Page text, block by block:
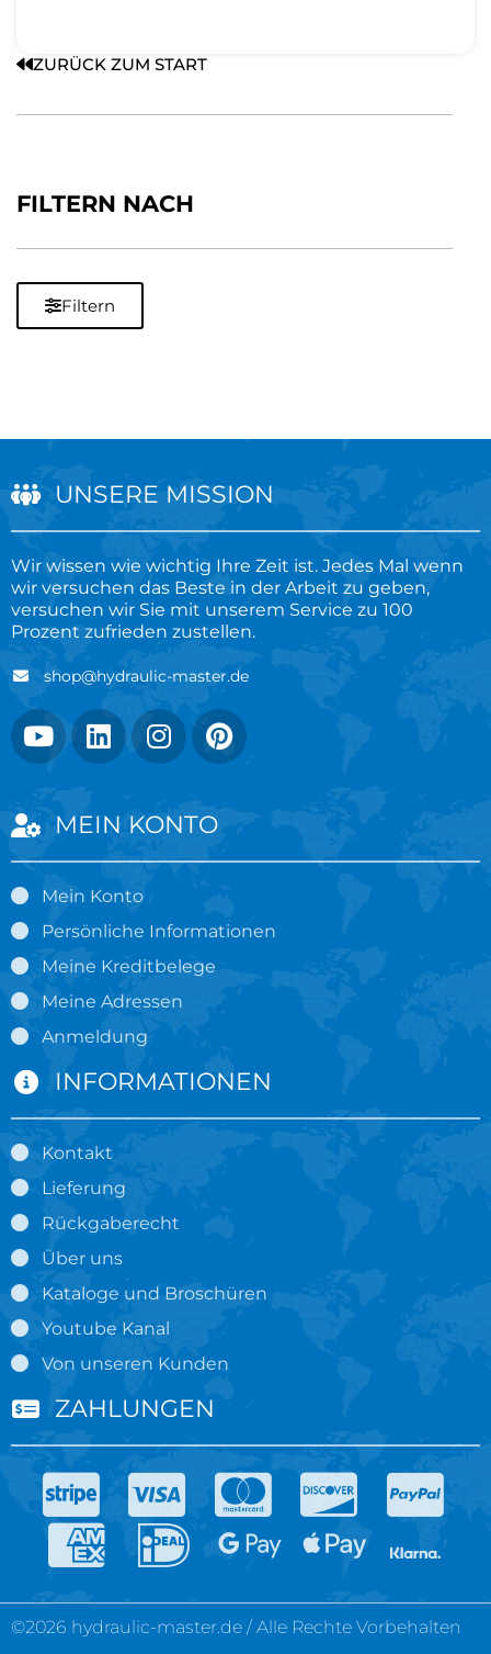
ZURÜCK ZUM START
FILTERN NACH
Filtern
UNSERE MISSION
Wir wissen wie wichtig Ihre Zeit ist. Jedes Mal wenn
wir versuchen das Beste in der Arbeit zu geben,
versuchen wir Sie mit unserem Service zu 100
Prozent zufrieden zustellen.
shop@hydraulic-master.de
MEIN KONTO
Mein Konto
Persönliche Informationen
Meine Kreditbelege
Meine Adressen
Anmeldung
INFORMATIONEN
Kontakt
Lieferung
Rückgaberecht
Über uns
Kataloge und Broschüren
Youtube Kanal
Von unseren Kunden
ZAHLUNGEN
©2026 hydraulic-master.de / Alle Rechte Vorbehalten